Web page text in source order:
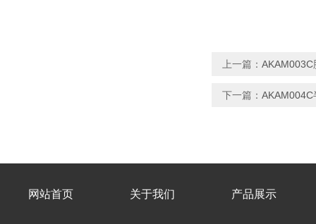
上一篇：
下一篇：
网站首页 关于我们 产品展示